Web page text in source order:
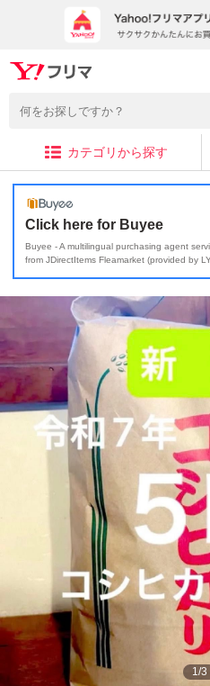
カテゴリから探す
Click here for Buyee
Buyee - A multilingual purchasing agent
from JDirectItems Fleamarket (provided by
1/3